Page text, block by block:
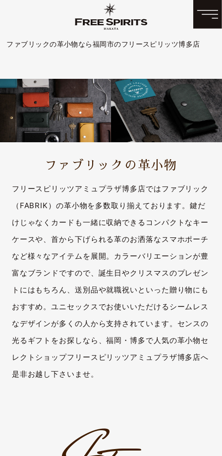
ファブリックの革小物なら福岡市のフリースピリッツ博多店
ファブリックの革小物
フリースピリッツアミュプラザ博多店ではファブリック
（FABRIK）の革小物を多数取り揃えております。鍵だ
けじゃなくカードも一緒に収納できるコンパクトなキー
ケースや、首から下げられる革のお洒落なスマホポーチ
など様々なアイテムを展開。カラーバリエーションが豊
富なブランドですので、誕生日やクリスマスのプレゼン
トにはもちろん、送別品や就職祝いといった贈り物にも
おすすめ。ユニセックスでお使いいただけるシームレス
なデザインが多くの人から支持されています。センスの
光るギフトをお探しなら、福岡・博多で人気の革小物セ
レクトショップフリースピリッツアミュプラザ博多店へ
是非お越し下さいませ。